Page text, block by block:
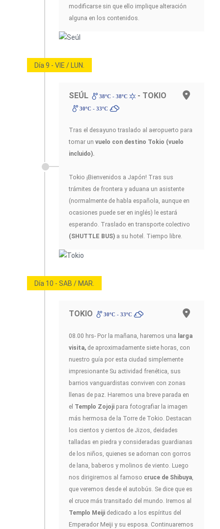
modificarse sin que ello implique alteración
alguna en los contenidos.
Día 9 - VIE / LUN.
SEÚL 38ºC - 38ºC - TOKIO
30ºC - 33ºC
Tras el desayuno traslado al aeropuerto para
tomar un vuelo con destino Tokio (vuelo
incluido).
Tokio ¡Bienvenidos a Japón! Tras sus
trámites de frontera y aduana un asistente
(normalmente de habla española, aunque en
ocasiones puede ser en inglés) le estará
esperando. Traslado en transporte colectivo
(SHUTTLE BUS) a su hotel. Tiempo libre.
Día 10 - SAB / MAR.
TOKIO 30ºC - 33ºC
08.00 hrs- Por la mañana, haremos una larga
visita, de aproximadamente siete horas, con
nuestro guía por esta ciudad simplemente
impresionante Su actividad frenética, sus
barrios vanguardistas conviven con zonas
llenas de paz. Haremos una breve parada en
el Templo Zojoji para fotografiar la imagen
más hermosa de la Torre de Tokio. Destacan
los cientos y cientos de Jizos, deidades
talladas en piedra y consideradas guardianas
de los niños, quienes se adornan con gorros
de lana, baberos y molinos de viento. Luego
nos dirigiremos al famoso cruce de Shibuya
que veremos desde el autobús. Se dice que es
el cruce más transitado del mundo. Iremos al
Templo Meiji dedicado a los espíritus del
Emperador Meiji y su esposa. Continuaremos